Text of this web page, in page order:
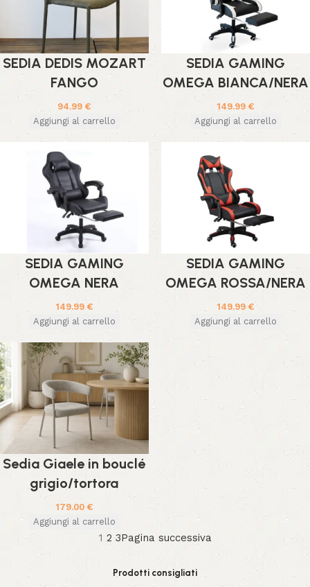
SEDIA DEDIS MOZART
FANGO
94.99 €
Aggiungi al carrello
SEDIA GAMING
OMEGA BIANCA/NERA
149.99€
Aggiungi al carrello
SEDIA GAMING
OMEGA NERA
149.99 €
Aggiungi al carrello
SEDIA GAMING
OMEGA ROSSA/NERA
149.99€
Aggiungi al carrello
Sedia Giaele in bouclé
grigio/tortora
179.00 €
Aggiungi al carrello
1 2 3Pagina successiva
Prodotti consigliati